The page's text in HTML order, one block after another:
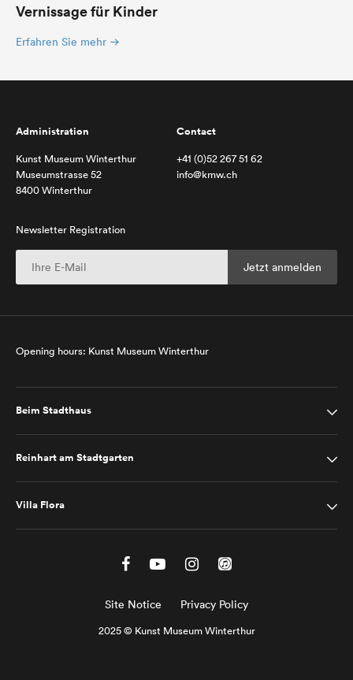
Vernissage für Kinder
Erfahren Sie mehr
Administration
Kunst Museum Winterthur
Museumstrasse 52
8400 Winterthur
Contact
+41 (0)52 267 51 62
info@kmw.ch
Newsletter Registration
Opening hours: Kunst Museum Winterthur
Beim Stadthaus
Reinhart am Stadtgarten
Villa Flora
Site Notice Privacy Policy
2025 © Kunst Museum Winterthur